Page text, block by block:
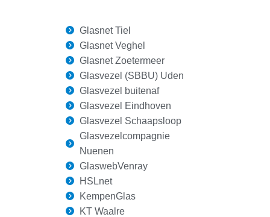
Glasnet Tiel​
Glasnet Veghel​
Glasnet Zoetermeer​
Glasvezel (SBBU) Uden
Glasvezel buitenaf
Glasvezel Eindhoven
Glasvezel Schaapsloop
Glasvezelcompagnie
Nuenen​
GlaswebVenray
HSLnet
KempenGlas
KT Waalre